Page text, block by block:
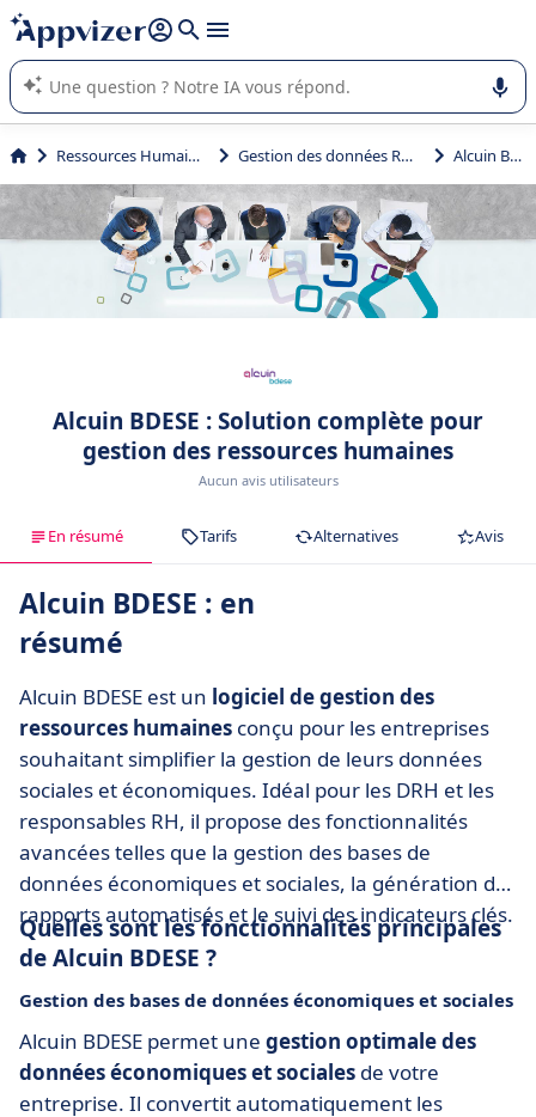
répondre (plusieurs lignes avec
L'IA de Appvizer vous guide dans l'utilisation ou la sélection de
logiciel SaaS en entreprise.
Ressources Humaines (RH) Gestion des données RH (BDESE) Alcuin BDESE
Alcuin BDESE : Solution complète pour
gestion des ressources humaines
Aucun avis utilisateurs
En résumé Tarifs Alternatives Avis
Alcuin BDESE : en
résumé
Alcuin BDESE est un logiciel de gestion des
ressources humaines conçu pour les entreprises
souhaitant simplifier la gestion de leurs données
sociales et économiques. Idéal pour les DRH et les
responsables RH, il propose des fonctionnalités
avancées telles que la gestion des bases de
données économiques et sociales, la génération de
rapports automatisés et le suivi des indicateurs clés.
Quelles sont les fonctionnalités principales
de Alcuin BDESE ?
Gestion des bases de données économiques et sociales
Alcuin BDESE permet une gestion optimale des
données économiques et sociales de votre
entreprise. Il convertit automatiquement les